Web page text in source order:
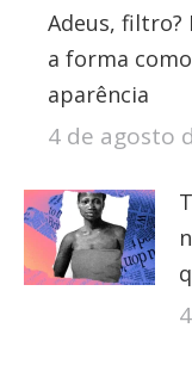
Adeus, filtro?
a forma
aparência
4 de agosto